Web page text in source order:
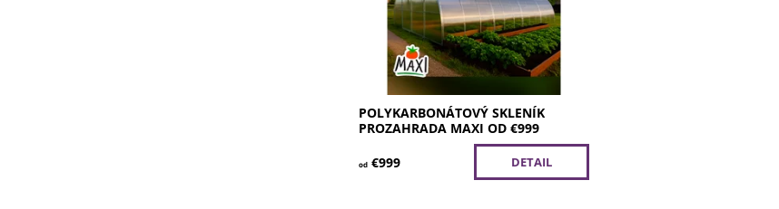
Dostupnosť:
Skladom
77/4/4 M
Záruka:
5 rokov
POLYKARBONÁTOVÝ SKLENÍK
PROZAHRADA MAXI OD €999
od €999 DETAIL